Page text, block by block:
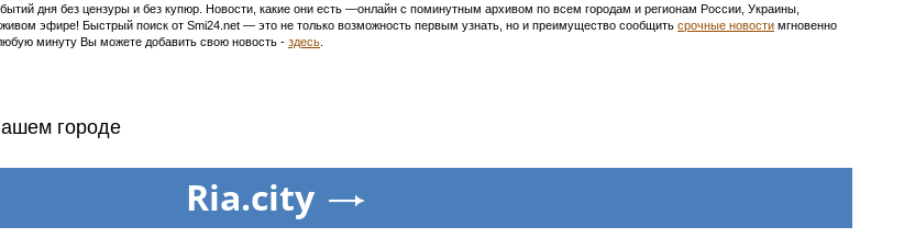
дня без цензуры и без купюр. Новости, какие они есть —онлайн с поминутным архивом по всем городам и регионам России, Украины,
эфире! Быстрый поиск от Smi24.net — это не только возможность первым узнать, но и преимущество сообщить срочные новости мгновенно
минуту Вы можете добавить свою новость - здесь
городе
Ria.city